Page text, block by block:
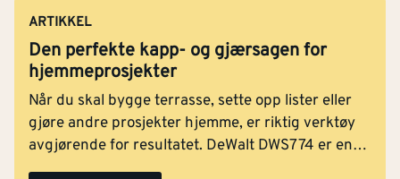
ARTIKKEL
Den perfekte kapp- og gjærsagen for
hjemmeprosjekter
Når du skal bygge terrasse, sette opp lister eller
gjøre andre prosjekter hjemme, er riktig verktøy
avgjørende for resultatet. DeWalt DWS774 er en
kapp- og gjærsag som er spesielt godt egnet for